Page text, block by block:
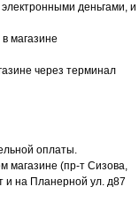
деньгами, и
магазине
через терминал
оплаты.
магазине (пр-т Сизова,
и на Планерной ул. д87